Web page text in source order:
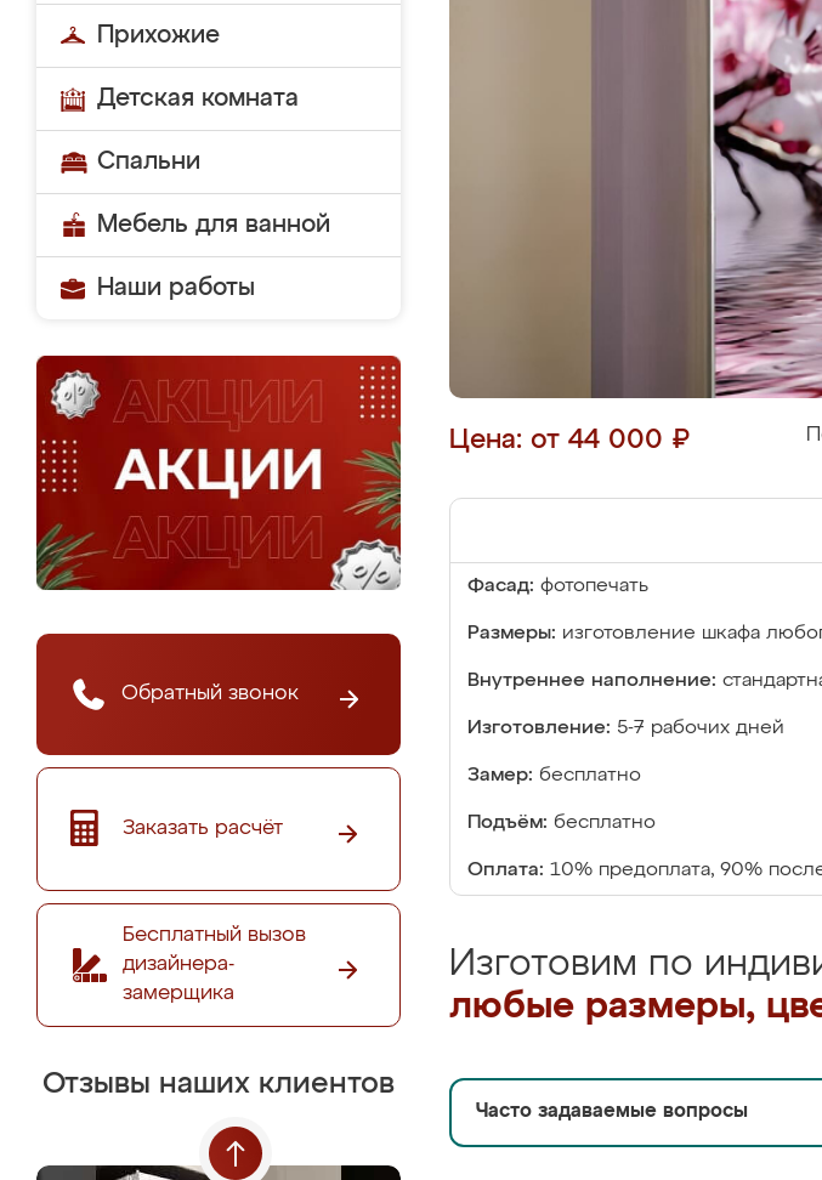
Прихожие
Детская комната
Спальни
Мебель для ванной
Наши работы
Обратный звонок
Заказать расчёт
Бесплатный вызов
дизайнера-
замерщика
Отзывы наших клиентов
Цена: от 44 000 ₽
Фасад: фотопечать
Размеры: изготовление шкафа
Внутреннее наполнение:
Изготовление: 5-7 рабочих дней
Замер: бесплатно
Подъём: бесплатно
Оплата: 10% предоплата, 90%
Изготовим по
любые размеры,
Часто задаваемые вопросы